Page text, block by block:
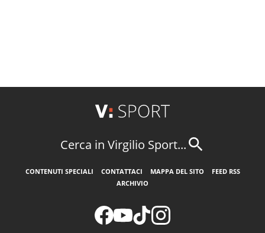
Cerca in Virgilio Sport...
CONTENUTI SPECIALI CONTATTACI MAPPA DEL SITO
FEED RSS
ARCHIVIO